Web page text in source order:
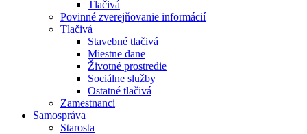
Tlačivá
Povinné zverejňovanie informácií
Tlačivá
Stavebné tlačivá
Miestne dane
Životné prostredie
Sociálne služby
Ostatné tlačivá
Zamestnanci
Samospráva
Starosta